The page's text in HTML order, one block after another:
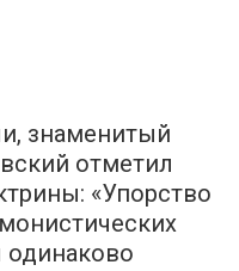
знаменитый
отметил
«Упорство